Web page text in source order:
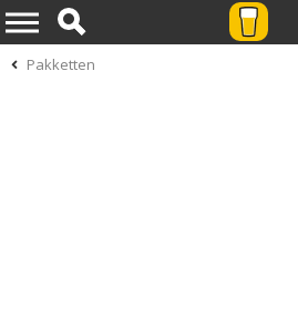
Pakketten